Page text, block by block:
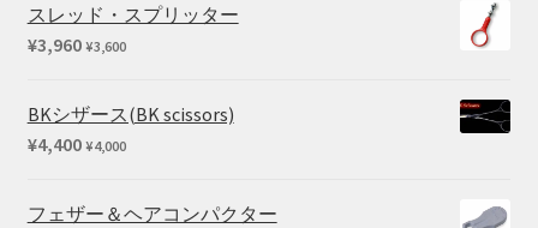
スレッド・スプリッター
¥3,960 ¥3,600
BKシザース(BK scissors)
¥4,400 ¥4,000
フェザー＆ヘアコンパクター